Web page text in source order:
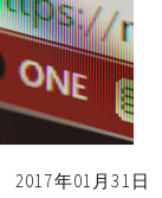
2017年01月31日